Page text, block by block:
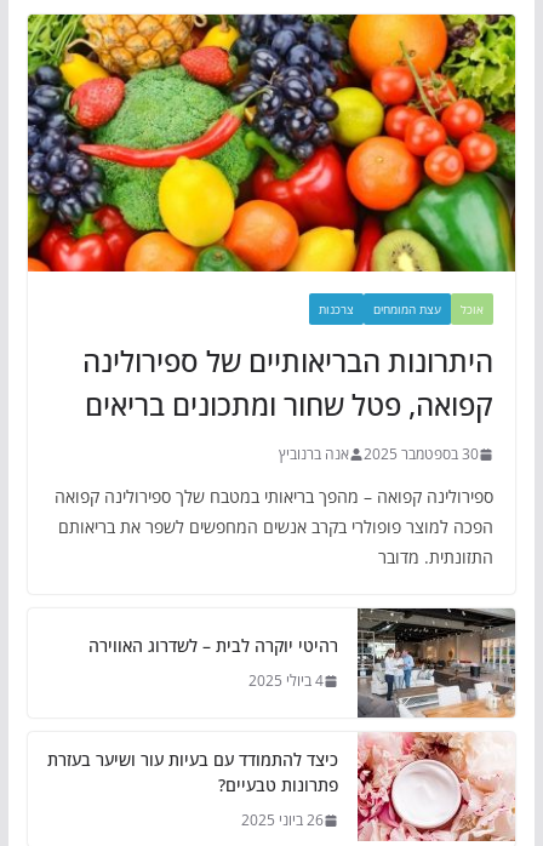
אוכל עצת המומחים צרכנות
היתרונות הבריאותיים של ספירולינה
קפואה, פטל שחור ומתכונים בריאים
30 בספטמבר 2025 אנה ברנוביץ
ספירולינה קפואה – מהפך בריאותי במטבח שלך ספירולינה קפואה
הפכה למוצר פופולרי בקרב אנשים המחפשים לשפר את בריאותם
התזונתית. מדובר
רהיטי יוקרה לבית – לשדרוג האווירה
4 ביולי 2025
כיצד להתמודד עם בעיות עור ושיער בעזרת
פתרונות טבעיים?
26 ביוני 2025